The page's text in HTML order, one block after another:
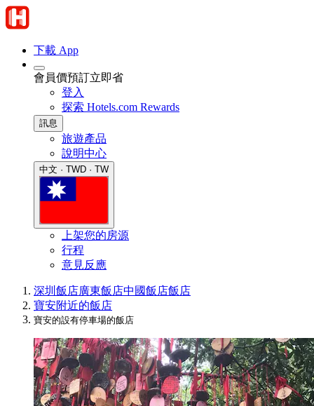
下載 App
會員價預訂立即省
登入
探索 Hotels.com Rewards
訊息
旅遊產品
說明中心
中文 · TWD · TW
上架您的房源
行程
意見反應
深圳飯店廣東飯店中國飯店飯店
寶安附近的飯店
寶安的設有停車場的飯店